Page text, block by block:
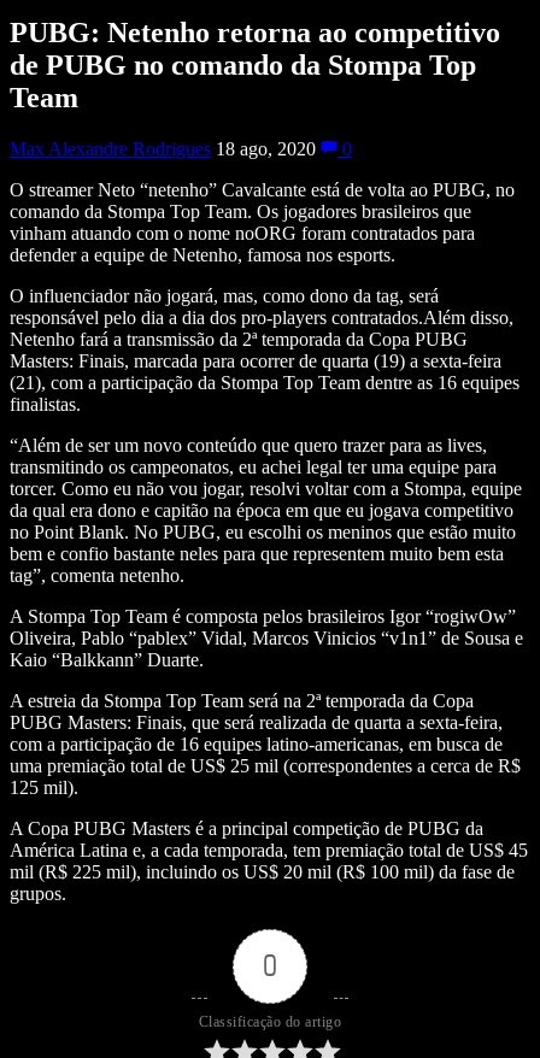
PUBG: Netenho retorna ao competitivo
de PUBG no comando da Stompa Top
Team
Max Alexandre Rodrigues 18 ago, 2020
0
O streamer Neto “netenho” Cavalcante está de volta ao PUBG, no
comando da Stompa Top Team. Os jogadores brasileiros que
vinham atuando com o nome noORG foram contratados para
defender a equipe de Netenho, famosa nos esports.
O influenciador não jogará, mas, como dono da tag, será
responsável pelo dia a dia dos pro-players contratados.Além disso,
Netenho fará a transmissão da 2ª temporada da Copa PUBG
Masters: Finais, marcada para ocorrer de quarta (19) a sexta-feira
(21), com a participação da Stompa Top Team dentre as 16 equipes
finalistas.
“Além de ser um novo conteúdo que quero trazer para as lives,
transmitindo os campeonatos, eu achei legal ter uma equipe para
torcer. Como eu não vou jogar, resolvi voltar com a Stompa, equipe
da qual era dono e capitão na época em que eu jogava competitivo
no Point Blank. No PUBG, eu escolhi os meninos que estão muito
bem e confio bastante neles para que representem muito bem esta
tag”, comenta netenho.
A Stompa Top Team é composta pelos brasileiros Igor “rogiwOw”
Oliveira, Pablo “pablex” Vidal, Marcos Vinicios “v1n1” de Sousa e
Kaio “Balkkann” Duarte.
A estreia da Stompa Top Team será na 2ª temporada da Copa
PUBG Masters: Finais, que será realizada de quarta a sexta-feira,
com a participação de 16 equipes latino-americanas, em busca de
uma premiação total de US$ 25 mil (correspondentes a cerca de R$
125 mil).
A Copa PUBG Masters é a principal competição de PUBG da
América Latina e, a cada temporada, tem premiação total de US$ 45
mil (R$ 225 mil), incluindo os US$ 20 mil (R$ 100 mil) da fase de
grupos.
0
Classificação do artigo